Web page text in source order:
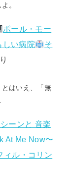
。
ポール・モー
しい病院
そ
はいえ、「無
ーンと 音楽
At Me Now〜
ィル・コリン